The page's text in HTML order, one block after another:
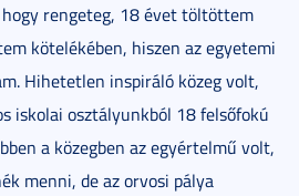
rengeteg, 18 évet töltöttem
kötelékében, hiszen az egyetemi
Hihetetlen inspiráló közeg volt,
iskolai osztályunkból 18 felsőfokú
a közegben az egyértelmű volt,
menni, de az orvosi pálya